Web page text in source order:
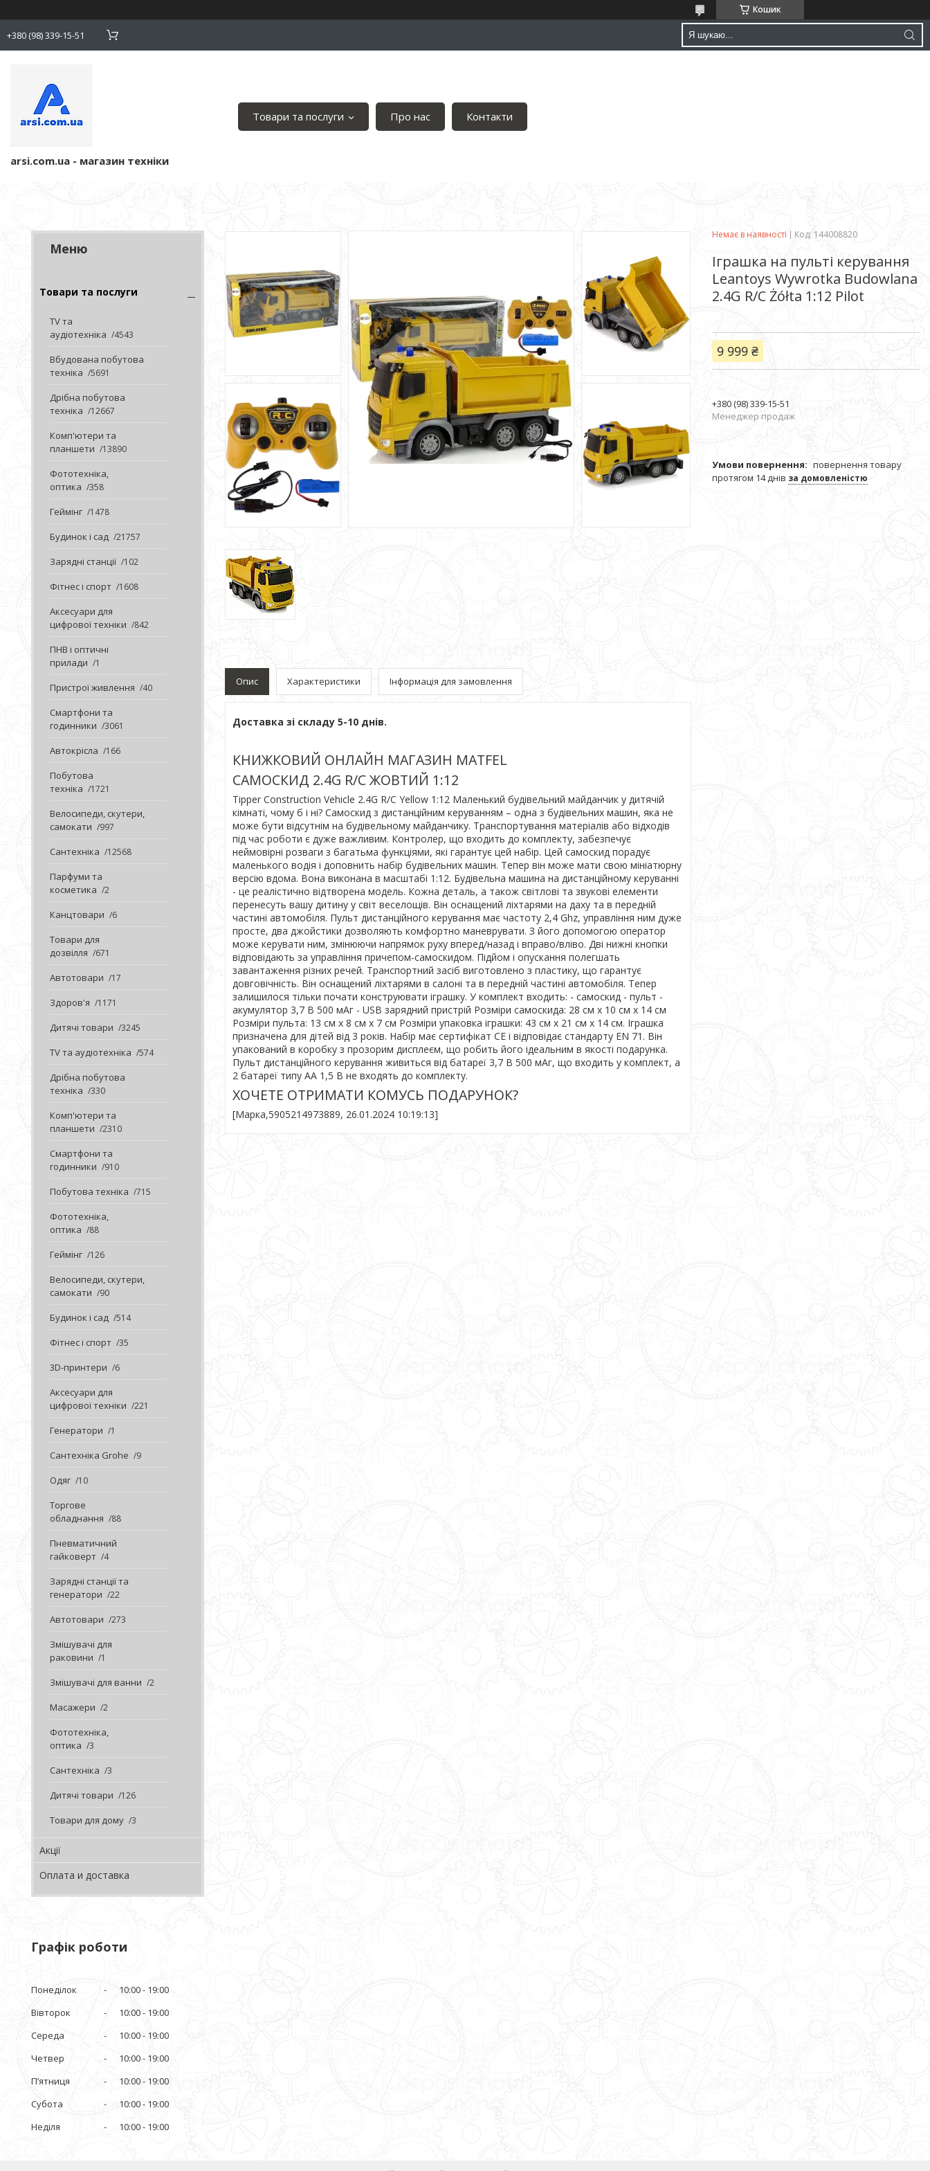
Кошик
+380 (98) 339-15-51
arsi.com.ua - магазин техніки
Товари та послуги Про нас Контакти
Товари та послуги
TV та
аудіотехніка
4543
Вбудована побутова
техніка
5691
Дрібна побутова
техніка
12667
Комп'ютери та
планшети
13890
Фототехніка,
оптика
358
Геймінг 1478
Будинок і сад 21757
Зарядні станції 102
Фітнес і спорт 1608
Аксесуари для
цифрової техніки
842
ПНВ і оптичні
прилади
1
Пристрої живлення 40
Смартфони та
годинники
3061
Автокрісла 166
Побутова
техніка
1721
Велосипеди, скутери,
самокати
997
Сантехніка 12568
Парфуми та
косметика
2
Канцтовари 6
Товари для
дозвілля
671
Автотовари 17
Здоров'я 1171
Дитячі товари 3245
TV та аудіотехніка 574
Дрібна побутова
техніка
330
Комп'ютери та
планшети
2310
Смартфони та
годинники
910
Побутова техніка 715
Фототехніка,
оптика
88
Геймінг 126
Велосипеди, скутери,
самокати
90
Будинок і сад 514
Фітнес і спорт 35
3D-принтери 6
Аксесуари для
цифрової техніки
221
Генератори 1
Сантехніка Grohe 9
Одяг 10
Торгове
обладнання
88
Пневматичний
гайковерт
4
Зарядні станції та
генератори
22
Автотовари 273
Змішувачі для
раковини
1
Змішувачі для ванни 2
Масажери 2
Фототехніка,
оптика
3
Сантехніка 3
Дитячі товари 126
Товари для дому 3
Акції
Оплата и доставка
Графік роботи
Понеділок 10:00
19:00
Вівторок
10:00
19:00
Середа
10:00
19:00
Четвер
10:00
19:00
Пʼятниця
10:00
19:00
Субота
10:00
19:00
Неділя
10:00 19:00
Опис Характеристики Інформація для замовлення
Доставка зі складу 5-10 днів.
КНИЖКОВИЙ ОНЛАЙН МАГАЗИН MATFEL
САМОСКИД 2.4G R/C ЖОВТИЙ 1:12
Tipper Construction Vehicle 2.4G R/C Yellow 1:12 Маленький будівельний майданчик у дитячій
кімнаті, чому б і ні? Самоскид з дистанційним керуванням – одна з будівельних машин, яка не
може бути відсутнім на будівельному майданчику. Транспортування матеріалів або відходів
під час роботи є дуже важливим. Контролер, що входить до комплекту, забезпечує
неймовірні розваги з багатьма функціями, які гарантує цей набір. Цей самоскид порадує
маленького водія і доповнить набір будівельних машин. Тепер він може мати свою мініатюрну
версію вдома. Вона виконана в масштабі 1:12. Будівельна машина на дистанційному керуванні
- це реалістично відтворена модель. Кожна деталь, а також світлові та звукові елементи
перенесуть вашу дитину у світ веселощів. Він оснащений ліхтарями на даху та в передній
частині автомобіля. Пульт дистанційного керування має частоту 2,4 Ghz, управління ним дуже
просте, два джойстики дозволяють комфортно маневрувати. З його допомогою оператор
може керувати ним, змінюючи напрямок руху вперед/назад і вправо/вліво. Дві нижні кнопки
відповідають за управління причепом-самоскидом. Підйом і опускання полегшать
завантаження різних речей. Транспортний засіб виготовлено з пластику, що гарантує
довговічність. Він оснащений ліхтарями в салоні та в передній частині автомобіля. Тепер
залишилося тільки почати конструювати іграшку. У комплект входить: - самоскид - пульт -
акумулятор 3,7 В 500 мАг - USB зарядний пристрій Розміри самоскида: 28 см х 10 см х 14 см
Розміри пульта: 13 см х 8 см х 7 см Розміри упаковка іграшки: 43 см х 21 см х 14 см. Іграшка
призначена для дітей від 3 років. Набір має сертифікат CE і відповідає стандарту EN 71. Він
упакований в коробку з прозорим дисплеєм, що робить його ідеальним в якості подарунка.
Пульт дистанційного керування живиться від батареї 3,7 В 500 мАг, що входить у комплект, а
2 батареї типу АА 1,5 В не входять до комплекту.
ХОЧЕТЕ ОТРИМАТИ КОМУСЬ ПОДАРУНОК?
[Марка,5905214973889, 26.01.2024 10:19:13]
Немає в наявності Код:144008820
Іграшка на пульті керування
Leantoys Wywrotka Budowlana
2.4G R/C Żółta 1:12 Pilot
9 999 ₴
+380 (98) 339-15-51
Менеджер продаж
повернення товару
протягом 14 днів за домовленістю